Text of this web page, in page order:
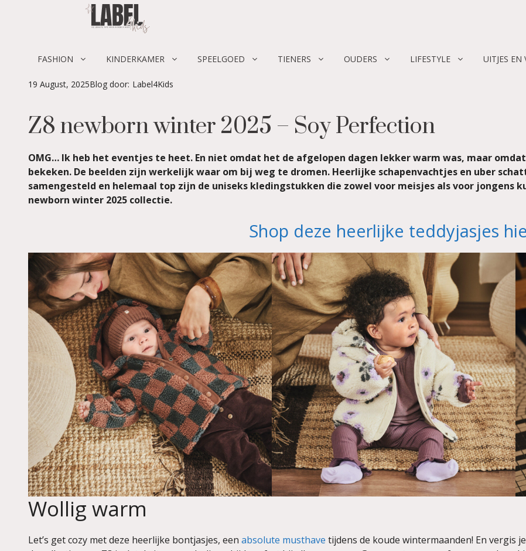
FASHION KINDERKAMER SPEELGOED TIENERS OUDERS LIFESTYLE UITJES EN
19 August, 2025Blog door: Label4Kids
Z8 newborn winter 2025 – Soy Perfection
OMG… Ik heb het eventjes te heet. En niet omdat het de afgelopen dagen lekker warm was, maar
bekeken. De beelden zijn werkelijk waar om bij weg te dromen. Heerlijke schapenvachtjes en uber
samengesteld en helemaal top zijn de uniseks kledingstukken die zowel voor meisjes als voor jongens
newborn winter 2025 collectie.
Shop deze heerlijke teddyjasjes
Wollig warm
Let’s get cozy met deze heerlijke bontjasjes, een absolute musthave tijdens de koude wintermaanden! En vergis